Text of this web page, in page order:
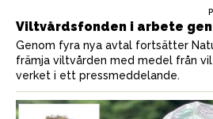
Viltvårdsfonden i arbete
Genom fyra nya avtal fortsätter
främja viltvården med medel från
verket i ett pressmeddelande.